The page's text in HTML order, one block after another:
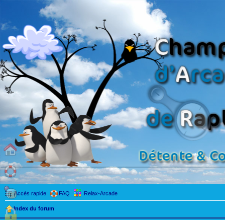
Accès rapide FAQ Relax-Arcade
Index du forum